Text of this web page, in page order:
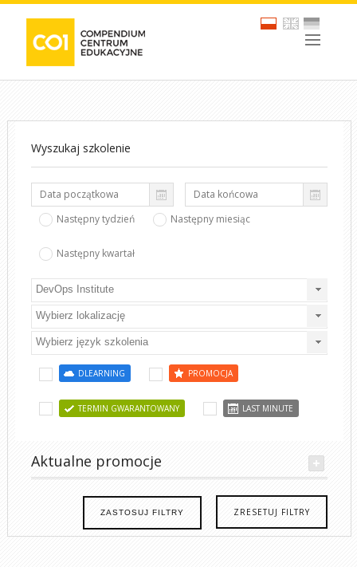
Wyszukaj szkolenie
Następny tydzień Następny miesiąc
Następny kwartał
DevOps Institute
Wybierz lokalizację
Wybierz język szkolenia
DLEARNING PROMOCJA
TERMIN GWARANTOWANY LAST MINUTE
Aktualne promocje
ZASTOSUJ FILTRY ZRESETUJ FILTRY